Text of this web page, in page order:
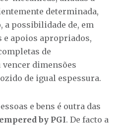
determinada,
a possibilidade de, em
e apoios apropriados,
de
dimensões
de igual espessura.
e bens é outra das
by PGI. De facto a